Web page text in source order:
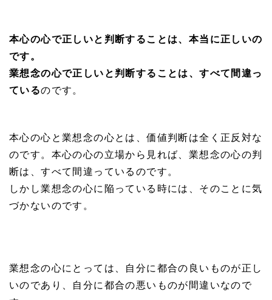
本心の心で正しいと判断することは、本当に正しいの
です。
業想念の心で正しいと判断することは、すべて間違っ
ているのです。
本心の心と業想念の心とは、価値判断は全く正反対な
のです。本心の心の立場から見れば、業想念の心の判
断は、すべて間違っているのです。
しかし業想念の心に陥っている時には、そのことに気
づかないのです。
業想念の心にとっては、自分に都合の良いものが正し
いのであり、自分に都合の悪いものが間違いなので